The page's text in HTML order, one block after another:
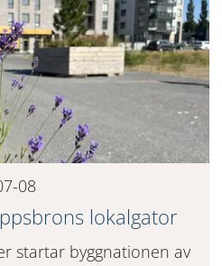
08
lokalgator
startar byggnationen av